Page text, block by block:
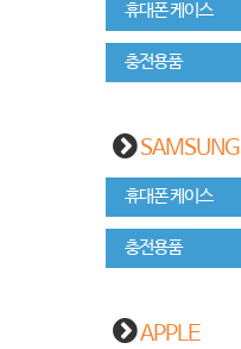
휴대폰 케이스
충전용품
SAMSUNG
휴대폰 케이스
충전용품
APPLE